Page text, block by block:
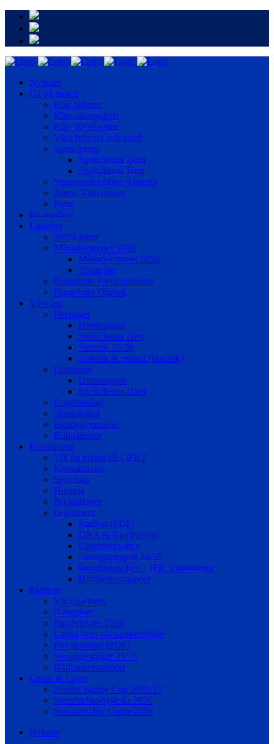
Nyheter
Gå på match
Köp biljetter
Köp säsongskort
Köp 50/50-lotter
Våra biljetter och entré
Spelschema
Spelschema Dam
Spelschema Herr
Supporterklubben Älgarna
Arena Vänersborg
Press
Bli medlem
Lotterier
50/50-lotter
Månadslotteriet 5050
Månadslotteriet 5050
Vinstplan
Bingolotto Prenumeration
Bingolotto Digitalt
Våra lag
Herrlaget
Herrtruppen
Spelschema Herr
Statistik 25/26
Statistik & rekord (historik)
Damlaget
Damtruppen
Spelschema Dam
Ungdomslag
Skridskokul
Bandygymnasiet
Bildgallerier
Föreningen
Vill du hjälpa till i IFK?
Kontakta oss
Styrelsen
Historia
Bildgallerier
Dokument
Stadgar (PDF)
DNA & Värdegrund
Ungdomspolicy
Säsongsrapport 24/25
Integritetspolicy – IFK Vänersborg
Hållbarhetsrapport
Partners
Våra partners
Nätverket
Bandyfesten 2026
Ladda hem vår partnerfolder
Privatpartner (PDF)
Säsongsrapport 25/26
Hållbarhetsrapport
Cuper & Läger
Nordic Bandy Cup 2026/27
Sommarbandyskola 2026
Summer Day Camp 2026
Nyheter